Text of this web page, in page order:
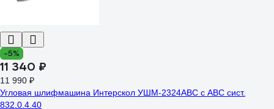
-5%
11 340 ₽
11 990 ₽
Угловая шлифмашина Интерскол УШМ-2324АВС с АВС сист.
832.0.4.40